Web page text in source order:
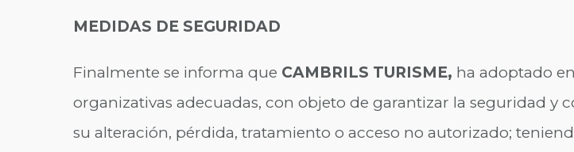
MEDIDAS DE SEGURIDAD
Finalmente se informa que CAMBRILS TURISME, ha adoptado
organizativas adecuadas, con objeto de garantizar la seguridad y
su alteración, pérdida, tratamiento o acceso no autorizado;